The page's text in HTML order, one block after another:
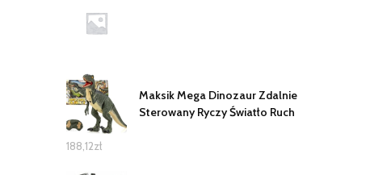
Maksik Mega Dinozaur Zdalnie
Sterowany Ryczy Światło Ruch
188,12zł